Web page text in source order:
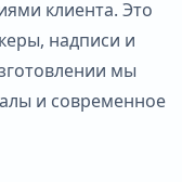
клиента. Это
надписи и
мы
и современное